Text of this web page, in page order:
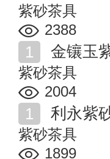
紫砂茶具
2388
金镶玉
紫砂茶具
2004
利永紫
紫砂茶具
1899